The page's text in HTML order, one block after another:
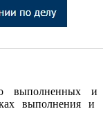
выполненных и
выполнения и